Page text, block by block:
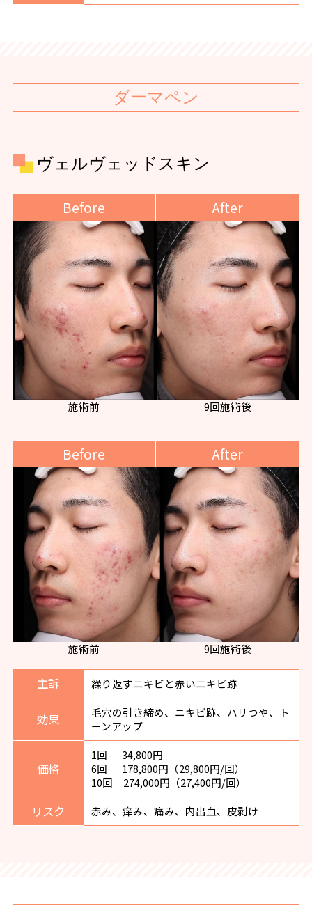
ダーマペン
ヴェルヴェッドスキン
Before After
施術前 9回施術後
Before After
施術前 9回施術後
主訴 繰り返すニキビと赤いニキビ跡
効果
毛穴の引き締め、ニキビ跡、ハリつや、ト
ーンアップ
価格
1回 34,800円
6回 178,800円（29,800円/回）
10回 274,000円（27,400円/回）
リスク 赤み、痒み、痛み、内出血、皮剥け